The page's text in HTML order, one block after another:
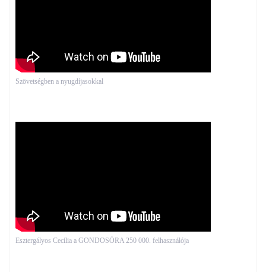
Szövetségben a nyugdíjasokkal
Esztergályos Cecília a GONDOSÓRA 250 000. felhasználója